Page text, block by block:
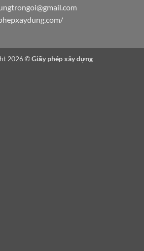
2026 ©Giấy phép xây dựng